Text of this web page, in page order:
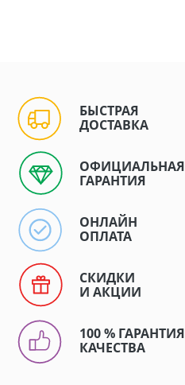
БЫСТРАЯ
ДОСТАВКА
ОФИЦИАЛЬНАЯ
ГАРАНТИЯ
ОНЛАЙН
ОПЛАТА
СКИДКИ
И АКЦИИ
100 % ГАРАНТИЯ
КАЧЕСТВА